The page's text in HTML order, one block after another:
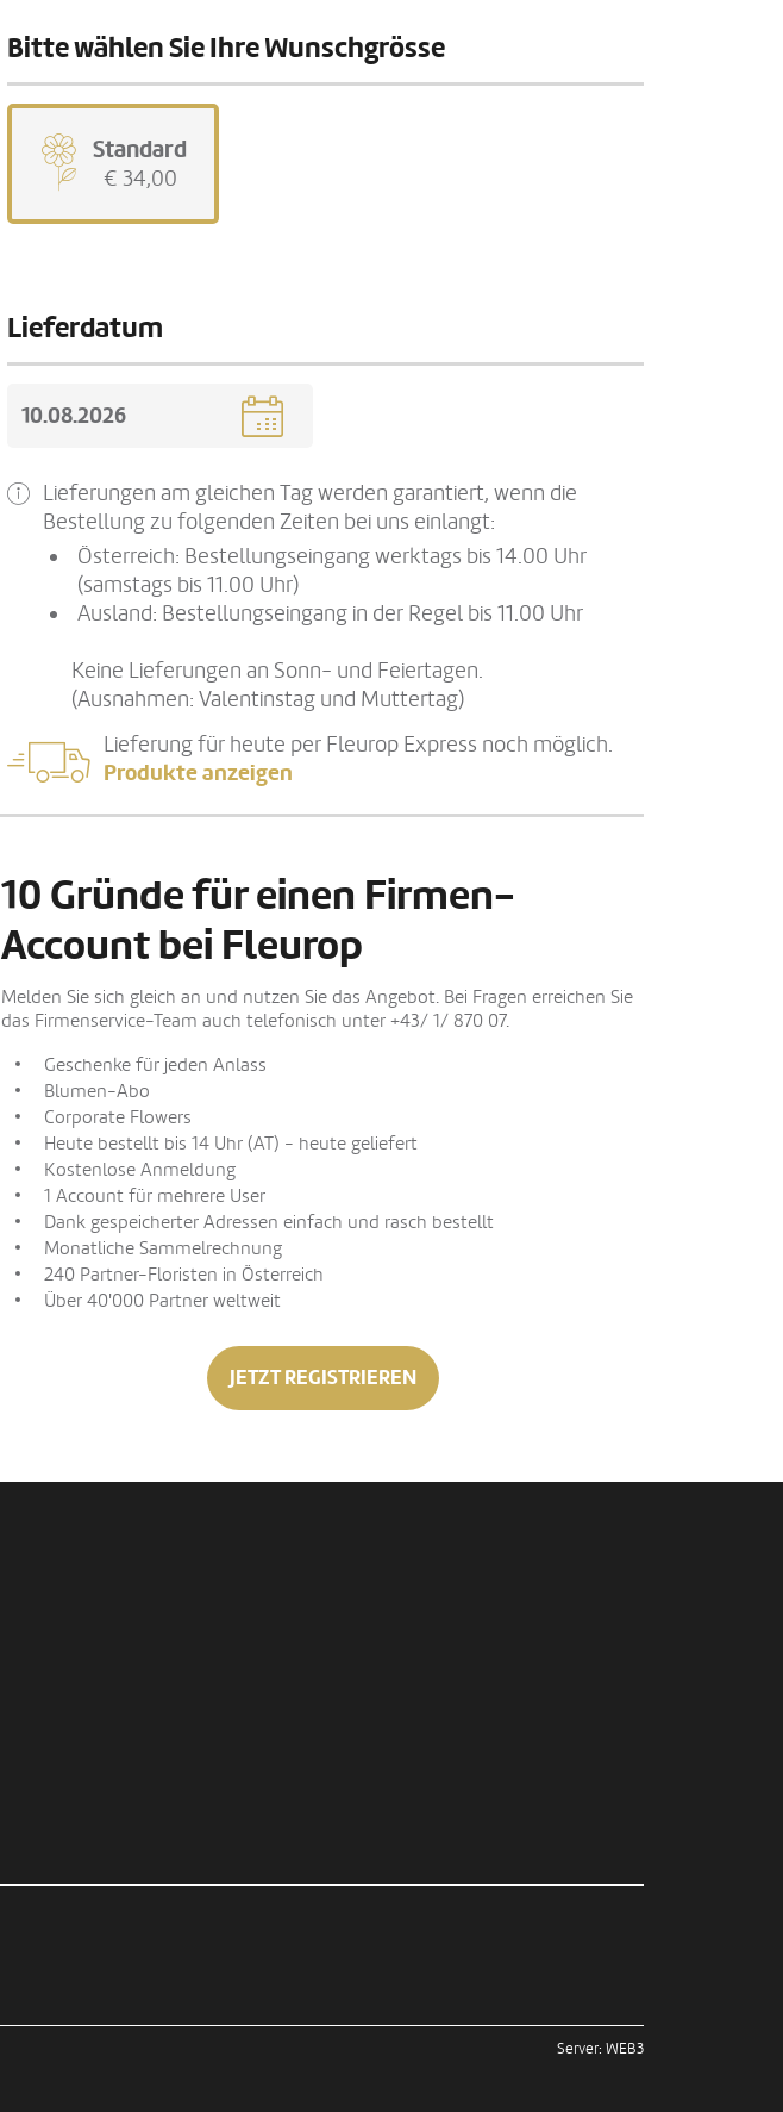
Bitte wählen Sie Ihre Wunschgrösse
Standard
€ 34,00
Lieferdatum
Lieferungen am gleichen Tag werden garantiert, wenn die
Bestellung zu folgenden Zeiten bei uns einlangt:
Österreich: Bestellungseingang werktags bis 14.00 Uhr
(samstags bis 11.00 Uhr)
Ausland: Bestellungseingang in der Regel bis 11.00 Uhr
Keine Lieferungen an Sonn- und Feiertagen.
(Ausnahmen: Valentinstag und Muttertag)
Lieferung für heute per Fleurop Express noch möglich.
Produkte anzeigen
10 Gründe für einen Firmen-
Account bei Fleurop
Melden Sie sich gleich an und nutzen Sie das Angebot. Bei Fragen erreichen Sie
das Firmenservice-Team auch telefonisch unter +43/ 1/ 870 07.
Geschenke für jeden Anlass
Blumen-Abo
Corporate Flowers
Heute bestellt bis 14 Uhr (AT) - heute geliefert
Kostenlose Anmeldung
1 Account für mehrere User
Dank gespeicherter Adressen einfach und rasch bestellt
Monatliche Sammelrechnung
240 Partner-Floristen in Österreich
Über 40'000 Partner weltweit
JETZT REGISTRIEREN
Server: WEB3